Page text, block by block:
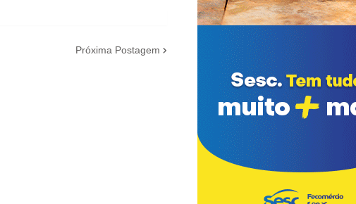
Próxima Postagem